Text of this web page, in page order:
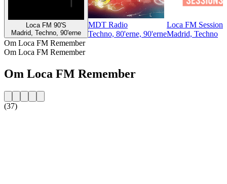
Loca FM 90'S
Madrid, Techno, 90'erne
MDT Radio
Techno, 80'erne, 90'erne
Loca FM Sessions
Madrid, Techno
Om Loca FM Remember
Om Loca FM Remember
Om Loca FM Remember
(37)